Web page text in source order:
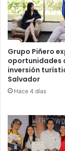
Grupo Piñero
oportunidades
inversión
Salvador
Hace 4 días